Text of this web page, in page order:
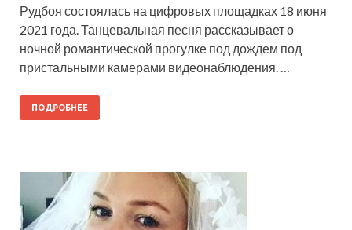
Рудбоя состоялась на цифровых площадках 18 июня
2021 года. Танцевальная песня рассказывает о
ночной романтической прогулке под дождем под
пристальными камерами видеонаблюдения. …
ПОДРОБНЕЕ